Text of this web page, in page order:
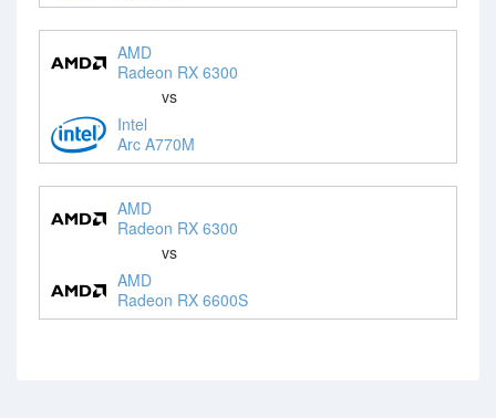
AMD
Radeon RX 6300
vs
Intel
Arc A770M
AMD
Radeon RX 6300
vs
AMD
Radeon RX 6600S